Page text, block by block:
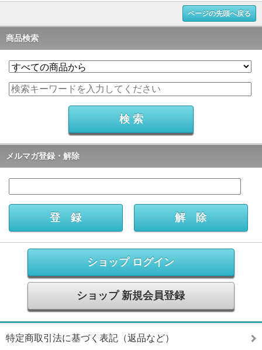
ページの先頭へ戻る
商品検索
メルマガ登録・解除
ショップ ログイン
ショップ 新規会員登録
特定商取引法に基づく表記（返品など）